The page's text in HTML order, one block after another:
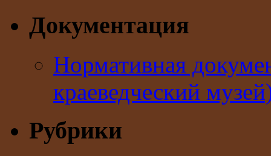
Документация
Нормативная
краеведческий
Рубрики